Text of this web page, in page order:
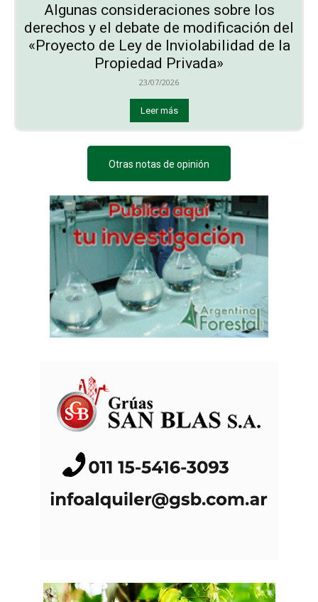
Algunas consideraciones sobre los
derechos y el debate de modificación del
«Proyecto de Ley de Inviolabilidad de la
Propiedad Privada»
23/07/2026
Leer más
Otras notas de opinión